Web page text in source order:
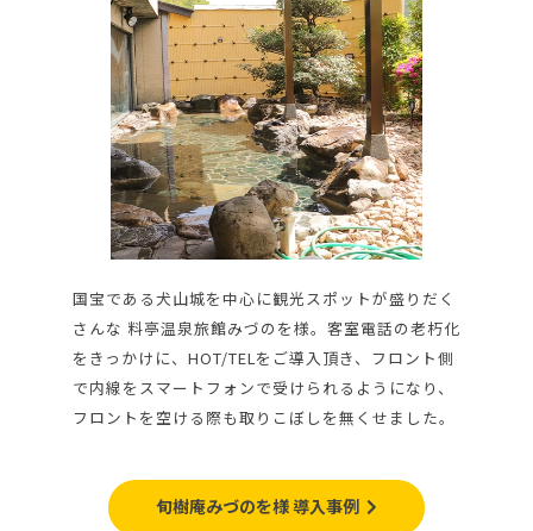
国宝である犬山城を中心に観光スポットが盛りだく
さんな 料亭温泉旅館みづのを様。客室電話の老朽化
をきっかけに、HOT/TELをご導入頂き、フロント側
で内線をスマートフォンで受けられるようになり、
フロントを空ける際も取りこぼしを無くせました。
旬樹庵みづのを様 導入事例